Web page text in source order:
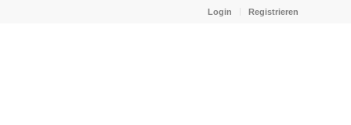
Login Registrieren